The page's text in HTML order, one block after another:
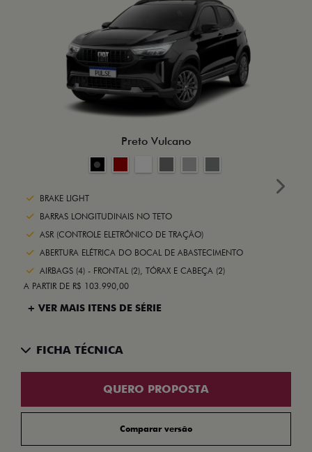
Preto Vulcano
BRAKE LIGHT
BARRAS LONGITUDINAIS NO TETO
ASR (CONTROLE ELETRÔNICO DE TRAÇÃO)
ABERTURA ELÉTRICA DO BOCAL DE ABASTECIMENTO
AIRBAGS (4) - FRONTAL (2), TÓRAX E CABEÇA (2)
A PARTIR DE R$ 103.990,00
+ VER MAIS ITENS DE SÉRIE
FICHA TÉCNICA
QUERO PROPOSTA
Comparar versão
Next